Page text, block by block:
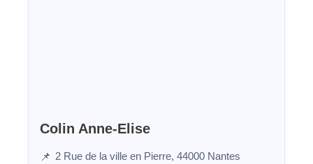
Colin Anne-Elise
📌 2 Rue de la ville en Pierre, 44000 Nantes